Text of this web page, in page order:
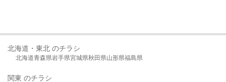
北海道・東北 のチラシ
北海道青森県岩手県宮城県秋田県山形県福島県
関東 のチラシ